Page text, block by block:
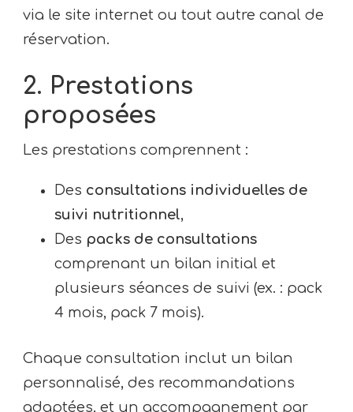
via le site internet ou tout autre canal de
réservation.
2. Prestations
proposées
Les prestations comprennent :
Des consultations individuelles de
suivi nutritionnel,
Des packs de consultations
comprenant un bilan initial et
plusieurs séances de suivi (ex. : pack
4 mois, pack 7 mois).
Chaque consultation inclut un bilan
personnalisé, des recommandations
adaptées, et un accompagnement par